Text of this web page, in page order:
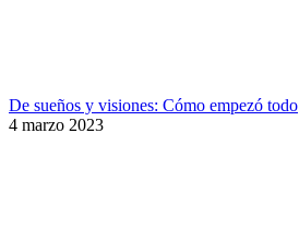
De sueños y visiones: Cómo empezó todo
4 marzo 2023